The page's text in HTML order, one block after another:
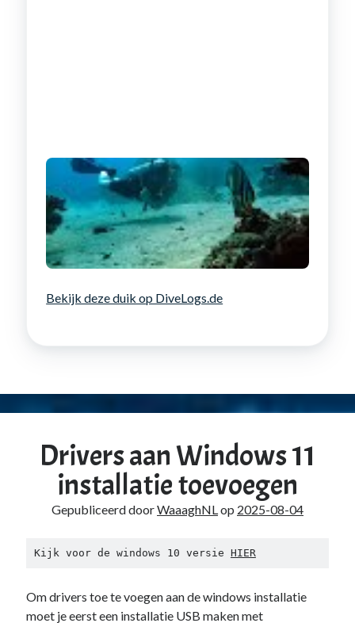
Bekijk deze duik op DiveLogs.de
Drivers aan Windows 11
installatie toevoegen
Gepubliceerd doorWaaaghNL op 2025-08-04
Kijk voor de windows 10 versie HIER
Om drivers toe te voegen aan de windows installatie
moet je eerst een installatie USB maken met